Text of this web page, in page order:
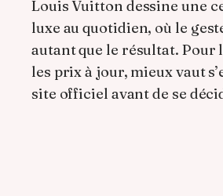
Louis Vuitton dessine une
luxe au quotidien, où le
autant que le résultat. Pour
les prix à jour, mieux vaut
site officiel avant de se